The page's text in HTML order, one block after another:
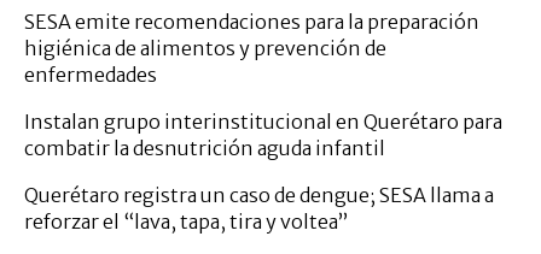
SESA emite recomendaciones para la preparación
higiénica de alimentos y prevención de
enfermedades
Instalan grupo interinstitucional en Querétaro para
combatir la desnutrición aguda infantil
Querétaro registra un caso de dengue; SESA llama a
reforzar el “lava, tapa, tira y voltea”